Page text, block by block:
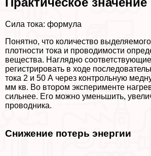
Cила тока: формула
Понятно, что количество
плотности тока и проводимости
вещества. Наглядно
регистрировать в ходе
тока 2 и 50 А через контрольную
мм кв. Во втором эксперименте
сильнее. Его можно уменьшить,
проводника.
Снижение потерь энергии